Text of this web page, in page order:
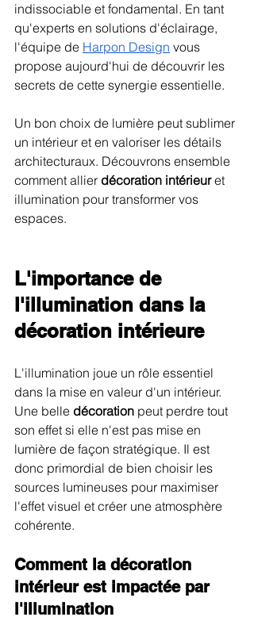
indissociable et fondamental. En tant
qu'experts en solutions d'éclairage,
l'équipe de Harpon Design vous
propose aujourd'hui de découvrir les
secrets de cette synergie essentielle.
Un bon choix de lumière peut sublimer
un intérieur et en valoriser les détails
architecturaux. Découvrons ensemble
comment allier décoration intérieur et
illumination pour transformer vos
espaces.
L'importance de
l'illumination dans la
décoration intérieure
L'illumination joue un rôle essentiel
dans la mise en valeur d'un intérieur.
Une belle décoration peut perdre tout
son effet si elle n'est pas mise en
lumière de façon stratégique. Il est
donc primordial de bien choisir les
sources lumineuses pour maximiser
l'effet visuel et créer une atmosphère
cohérente.
Comment la décoration
intérieur est impactée par
l'illumination